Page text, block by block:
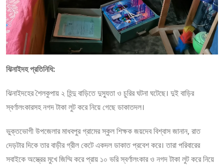
ঝিনাইদহ প্রতিনিধি:
ঝিনাইদহের শৈলকুপায় ২ হিন্দু বাড়িতে দুস্যুতা ও চুরির ঘটনা ঘটেছে। দুই বাড়ির
স্বর্ণালংকারসহ নগদ টাকা লুট করে নিয়ে গেছে ডাকাতদল।
ভুক্তভোগী উপজেলার মাধবপুর গ্রামের স্কুল শিক্ষক জয়দেব বিশ্বাস জানান, রাত
দেড়টার দিকে তার বাড়ীর গ্রীল কেটে একদল ডাকাত প্রবেশ করে। তারা পরিবারের
সবাইকে অস্ত্রের মুখে জিম্মি করে প্রায় ১০ ভরি স্বর্ণালংকার ও নগদ টাকা লুট করে নিয়ে